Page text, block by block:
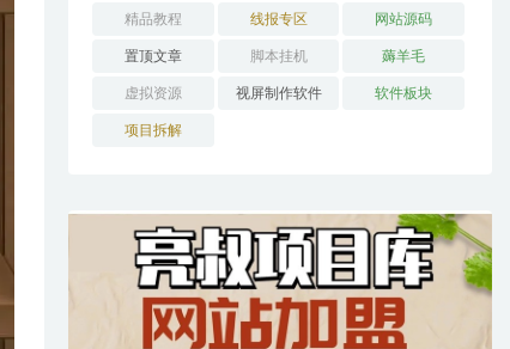
精品教程 线报专区 网站源码
置顶文章 脚本挂机 薅羊毛
虚拟资源 视屏制作软件 软件板块
项目拆解